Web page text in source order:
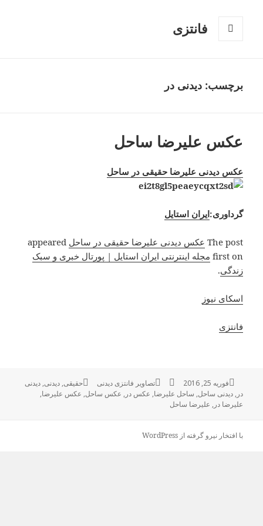
فانتزی
برچسب: دیدنی در
عکس علیرضا ساحل
عکس دیدنی علیرضا حقیقی در ساحل
گرداوری:ایران استایل
The post عکس دیدنی علیرضا حقیقی در ساحل appeared
first on مجله اینترنتی ایران استایل | پورتال خبری و سبک
زندگی.
اسکای نیوز
فانتزی
ارسال
شده
در
فوریه 25, 2016 نویسندهدسته‌ها
تصاویر فانتزی دیدنی برچسب‌ها
حقیقی,دیدنی,دیدنی
در,دیدنی ساحل, ساحل علیرضا, عکس در, عکس ساحل, عکس علیرضا,
علیرضا در, علیرضا ساحل
با افتخار نیرو گرفته از WordPress